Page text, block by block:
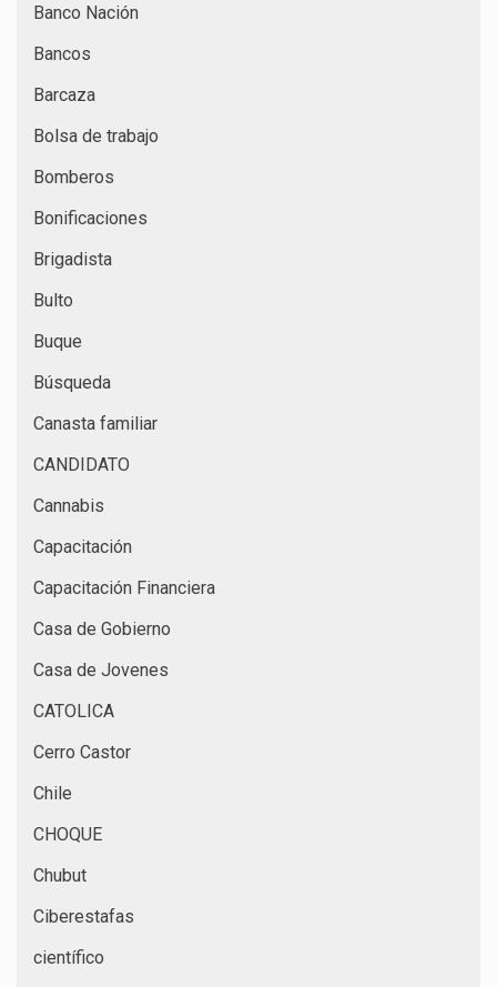
Banco Nación
Bancos
Barcaza
Bolsa de trabajo
Bomberos
Bonificaciones
Brigadista
Bulto
Buque
Búsqueda
Canasta familiar
CANDIDATO
Cannabis
Capacitación
Capacitación Financiera
Casa de Gobierno
Casa de Jovenes
CATOLICA
Cerro Castor
Chile
CHOQUE
Chubut
Ciberestafas
científico